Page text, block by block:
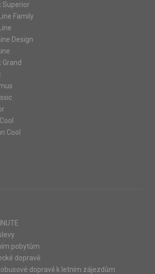
Superior
Family
Design
Grand
Cool
pobytům
dopravě
dopravě k letním zájezdům